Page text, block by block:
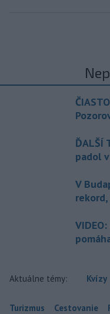
ĎALŠÍ
padol
V
Aktuálne témy: Kvízy
Turizmus Cestovanie